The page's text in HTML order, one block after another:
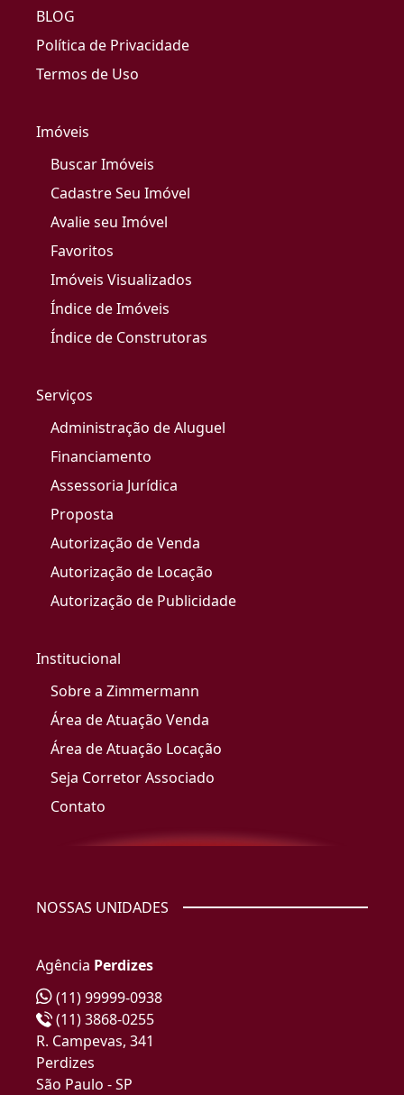
BLOG
Política de Privacidade
Termos de Uso
Imóveis
Buscar Imóveis
Cadastre Seu Imóvel
Avalie seu Imóvel
Favoritos
Imóveis Visualizados
Índice de Imóveis
Índice de Construtoras
Serviços
Administração de Aluguel
Financiamento
Assessoria Jurídica
Proposta
Autorização de Venda
Autorização de Locação
Autorização de Publicidade
Institucional
Sobre a Zimmermann
Área de Atuação Venda
Área de Atuação Locação
Seja Corretor Associado
Contato
NOSSAS UNIDADES
Agência Perdizes
(11) 99999-0938
(11) 3868-0255
R. Campevas, 341
Perdizes
São Paulo - SP